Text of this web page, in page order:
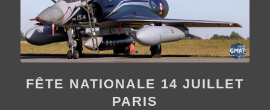
FÊTE NATIONALE 14 JUILLET
PARIS